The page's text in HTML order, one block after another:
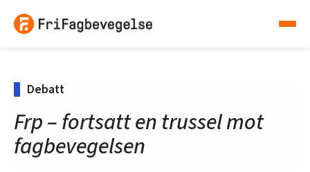
Debatt
Frp – fortsatt en trussel mot
fagbevegelsen